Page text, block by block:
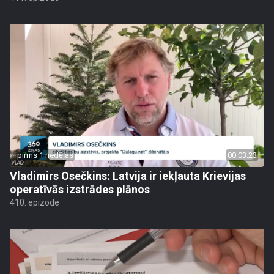
pirms 1 nedēļas 00:03:23
Vladimirs Osečkins: Latvija ir iekļauta Krievijas
operatīvās izstrādes plānos
410. epizode